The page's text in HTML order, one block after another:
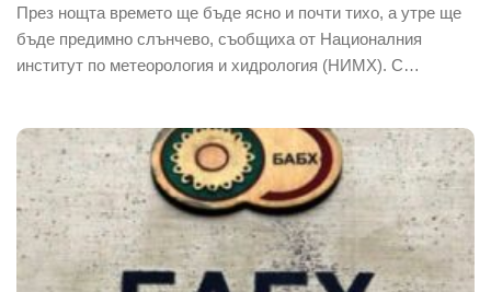
През нощта времето ще бъде ясно и почти тихо, а утре ще
бъде предимно слънчево, съобщиха от Националния
институт по метеорология и хидрология (НИМХ). С…